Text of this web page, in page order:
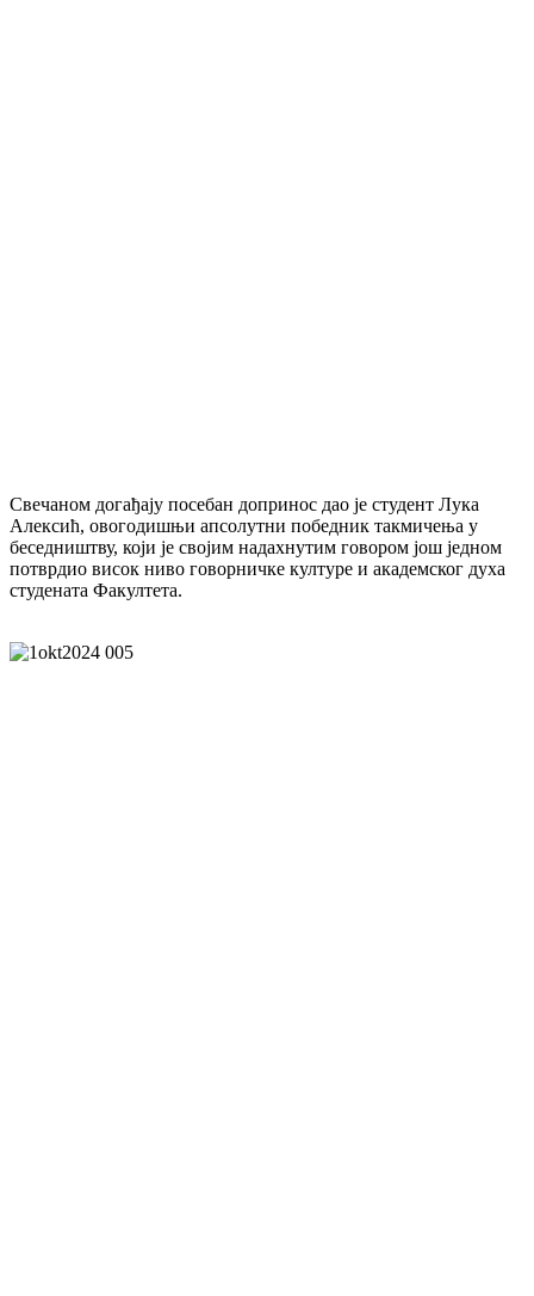
Свечаном догађају посебан допринос дао је студент Лука
Алексић, овогодишњи апсолутни победник такмичења у
беседништву, који је својим надахнутим говором још једном
потврдио висок ниво говорничке културе и академског духа
студената Факултета.